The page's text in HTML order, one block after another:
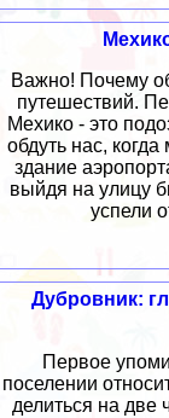
Важно! Почему
путешествий.
Мехико - это
обдуть нас,
здание
выйдя на улицу
успели
Дубровник:
Первое
поселении
делиться на две